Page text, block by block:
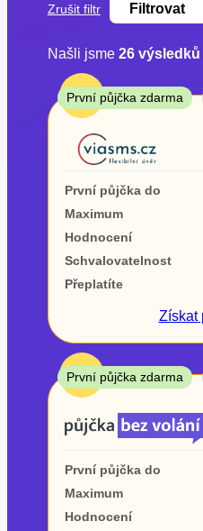
Zrušit filtr Filtrovat
Cena
Od
První půjčka zdarma
–
ano
ne
Ve zkušebce
ano
ne
V exekuci
ne
Po insolvenci
Našli jsme 26výsledků
TOP
První půjčka zdarma
První půjčka do
Maximum
Hodnocení
Schvalovatelnost
Přeplatíte
Získat
TOP
První půjčka zdarma
První půjčka do
Maximum
Hodnocení